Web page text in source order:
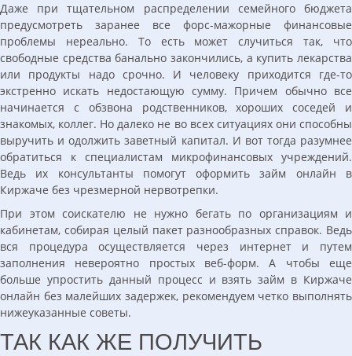
Даже при тщательном распределении семейного бюджета
предусмотреть заранее все форс-мажорные финансовые
проблемы нереально. То есть может случиться так, что
свободные средства банально закончились, а купить лекарства
или продукты надо срочно. И человеку приходится где-то
экстренно искать недостающую сумму. Причем обычно все
начинается с обзвона родственников, хороших соседей и
знакомых, коллег. Но далеко не во всех ситуациях они способны
выручить и одолжить заветный капитал. И вот тогда разумнее
обратиться к специалистам микрофинансовых учреждений.
Ведь их консультанты помогут оформить займ онлайн в
Киржаче без чрезмерной нервотрепки.
При этом соискателю не нужно бегать по организациям и
кабинетам, собирая целый пакет разнообразных справок. Ведь
вся процедура осуществляется через интернет и путем
заполнения невероятно простых веб-форм. А чтобы еще
больше упростить данный процесс и взять займ в Киржаче
онлайн без малейших задержек, рекомендуем четко выполнять
нижеуказанные советы.
ТАК КАК ЖЕ ПОЛУЧИТЬ